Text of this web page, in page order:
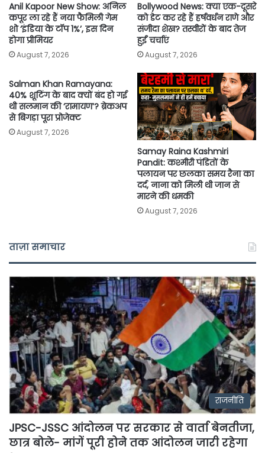
Anil Kapoor New Show: अनिल
कपूर ला रहे हैं नया फैमिली गेम
शो ‘इंडिया के टॉप 1%’, इस दिन
होगा प्रीमियर
August 7, 2026
Bollywood News: क्या एक-दूसरे
को डेट कर रहे हैं हर्षवर्धन राणे और
संजीदा शेख? तस्वीरों के बाद तेज
हुईं चर्चाएं
August 7, 2026
Salman Khan Ramayana:
40% शूटिंग के बाद क्यों बंद हो गई
थी सलमान की ‘रामायण’? ब्रेकअप
से बिगड़ा पूरा प्रोजेक्ट
August 7, 2026
Samay Raina Kashmiri
Pandit: कश्मीरी पंडितों के
पलायन पर छलका समय रैना का
दर्द, नाना को मिली थी जान से
मारने की धमकी
August 7, 2026
ताज़ा समाचार
राजनीति
JPSC-JSSC आंदोलन पर सरकार से वार्ता बेनतीजा,
छात्र बोले- मांगें पूरी होने तक आंदोलन जारी रहेगा